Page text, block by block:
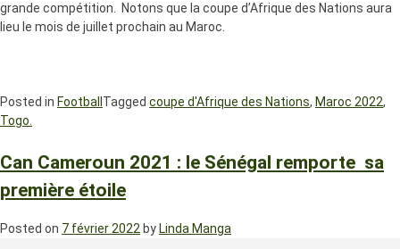
grande compétition. Notons que la coupe d’Afrique des Nations aura
lieu le mois de juillet prochain au Maroc.
Posted in Football Tagged coupe d'Afrique des Nations, Maroc 2022,
Togo.
Can Cameroun 2021 : le Sénégal remporte sa
première étoile
Posted on 7 février 2022 by Linda Manga